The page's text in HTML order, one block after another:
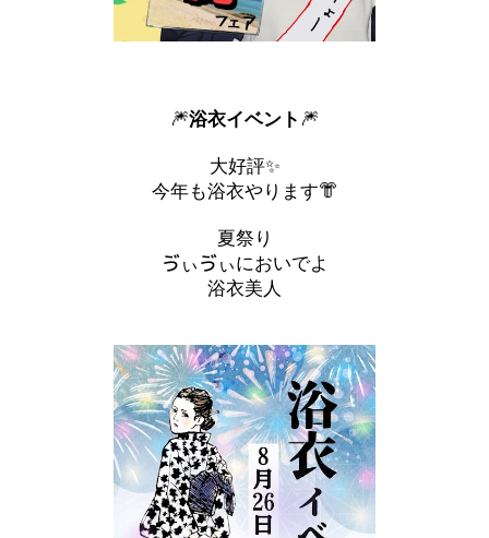
🎆浴衣イベント 🎆
大好評✨
今年も浴衣やります👘
夏祭り
ゔぃゔぃにおいでよ
浴衣美人
このブログをシェアする
このお店をシェアする
会員ログイン
北海道 東北
甲信越 北陸